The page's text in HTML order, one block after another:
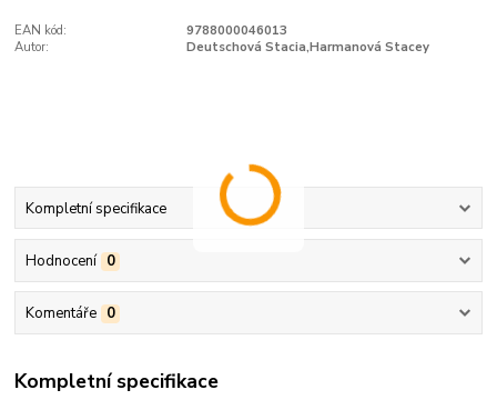
EAN kód:
9788000046013
Autor:
Deutschová Stacia,Harmanová Stacey
Kompletní specifikace
Hodnocení 0
Komentáře 0
Kompletní specifikace